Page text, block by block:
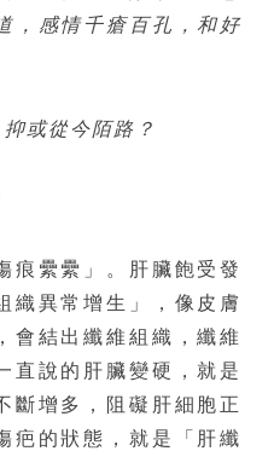
，感情千瘡百孔，和好
或從今陌路？
痕纍纍」。肝臟飽受發
織異常增生」，像皮膚
會結出纖維組織，纖維
直說的肝臟變硬，就是
斷增多，阻礙肝細胞正
疤的狀態，就是「肝纖